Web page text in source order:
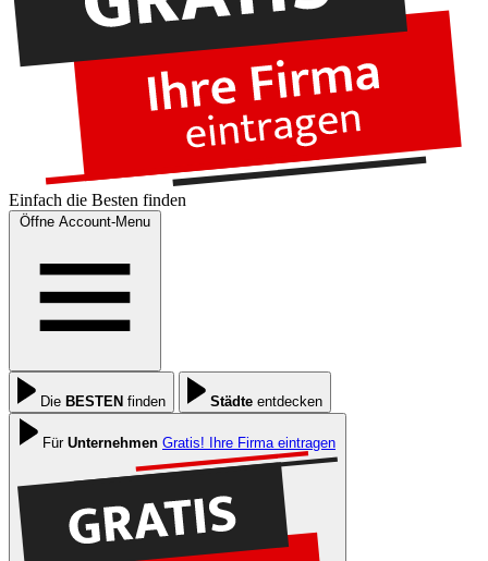
Einfach die Besten finden
Öffne Account-Menu
Die BESTEN finden Städte entdecken
Für Unternehmen Gratis! Ihre Firma eintragen